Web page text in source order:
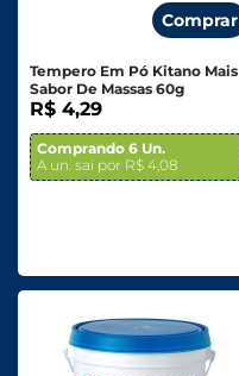
Comprar
Tempero Em Pó Kitano Mais
Sabor De Massas 60g
R$ 4,29
Comprando 6 Un.
A un. sai por R$ 4,08